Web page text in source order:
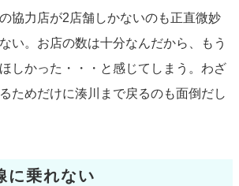
協力店が2店舗しかないのも正直微妙
い。お店の数は十分なんだから、もう
しかった・・・と感じてしまう。わざ
ためだけに湊川まで戻るのも面倒だし
に乗れない